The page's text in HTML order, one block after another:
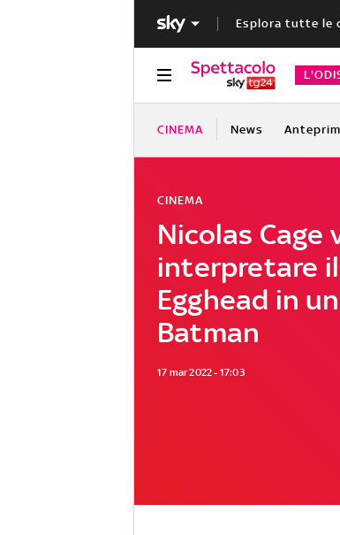
Esplora tutte le
CINEMA News
Nicolas Cage
interpretare
Egghead in
Batman
CINEMA
17 mar 2022 - 17:03